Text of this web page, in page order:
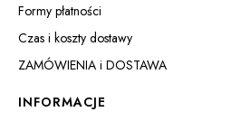
Formy płatności
Czas i koszty dostawy
ZAMÓWIENIA i DOSTAWA
INFORMACJE